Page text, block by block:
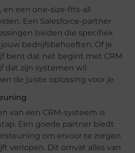
een one-size-fits-all
Een Salesforce-partner
bieden die specifiek
bedrijfsbehoeften. Of je
bent dat net begint met CRM
dat zijn systemen wil
de juiste oplossing voor je.
van een CRM-systeem is
Een goede partner biedt
om ervoor te zorgen
verlopen. Dit omvat alles van